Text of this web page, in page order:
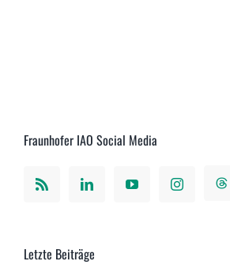
Fraunhofer IAO Social Media
Letzte Beiträge